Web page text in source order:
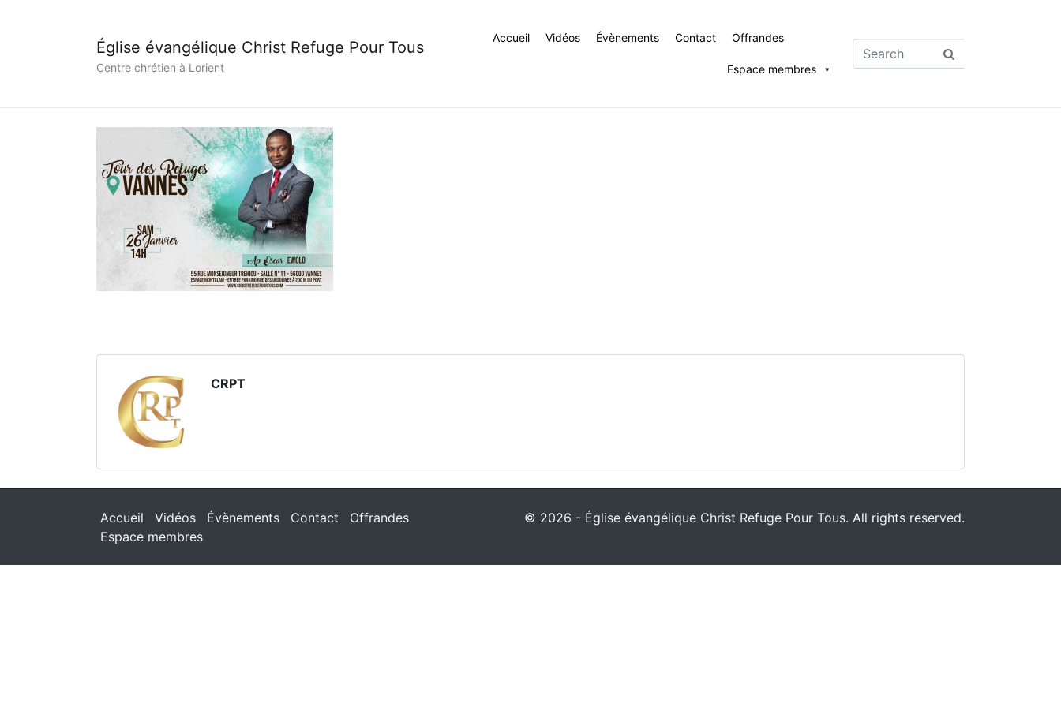
Église évangélique Christ Refuge Pour Tous
Centre chrétien à Lorient
Accueil Vidéos Évènements Contact Offrandes
Espace membres
CRPT
Accueil Vidéos Évènements Contact
Offrandes
Espace membres
© 2026 - Église évangélique Christ Refuge Pour Tous. All rights reserved.